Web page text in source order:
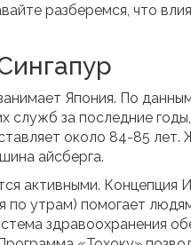
разберемся, что
Япония. По
служб за последние
около 84-85
айсберга.
активными. Концепция
по утрам) помогает
здравоохранения